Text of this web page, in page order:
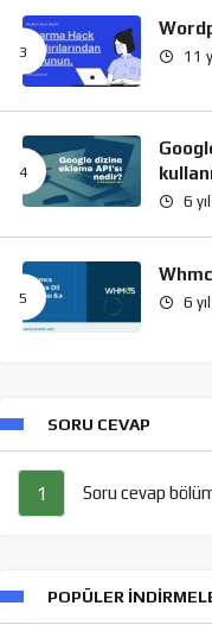
11
6
6
SORU CEVAP
1 Soru cevap
POPÜLER